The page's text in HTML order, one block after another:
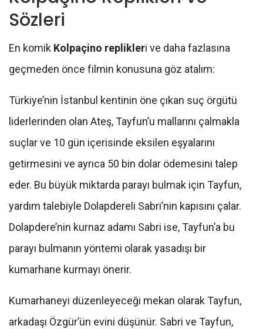
Sözleri
En komik Kolpaçino replikleri ve daha fazlasına
geçmeden önce filmin konusuna göz atalım:
Türkiye’nin İstanbul kentinin öne çıkan suç örgütü
liderlerinden olan Ateş, Tayfun’u mallarını çalmakla
suçlar ve 10 gün içerisinde eksilen eşyalarını
getirmesini ve ayrıca 50 bin dolar ödemesini talep
eder. Bu büyük miktarda parayı bulmak için Tayfun,
yardım talebiyle Dolapdereli Sabri’nin kapısını çalar.
Dolapdere’nin kurnaz adamı Sabri ise, Tayfun’a bu
parayı bulmanın yöntemi olarak yasadışı bir
kumarhane kurmayı önerir.
Kumarhaneyi düzenleyeceği mekan olarak Tayfun,
arkadaşı Özgür’ün evini düşünür. Sabri ve Tayfun,